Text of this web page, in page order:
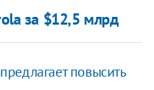
за $12,5 млрд
повысить